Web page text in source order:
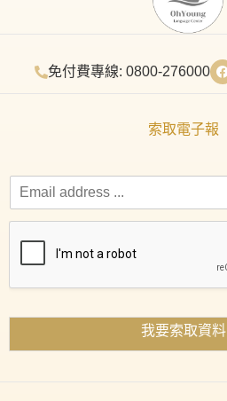
免付費專線: 0800-276000
索取電子報
我要索取資料